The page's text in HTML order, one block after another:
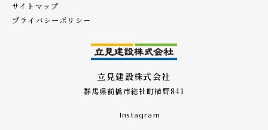
立見建設株式会社
群馬県前橋市総社町植野841
Instagram
サイトマップ
プライバシーポリシー